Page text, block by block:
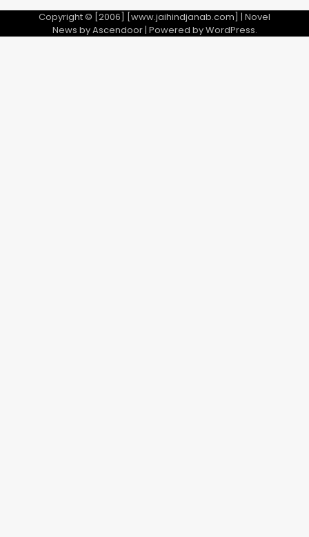
Copyright © [2006] [www.jaihindjanab.com] | Novel
News byAscendoor| Powered byWordPress.